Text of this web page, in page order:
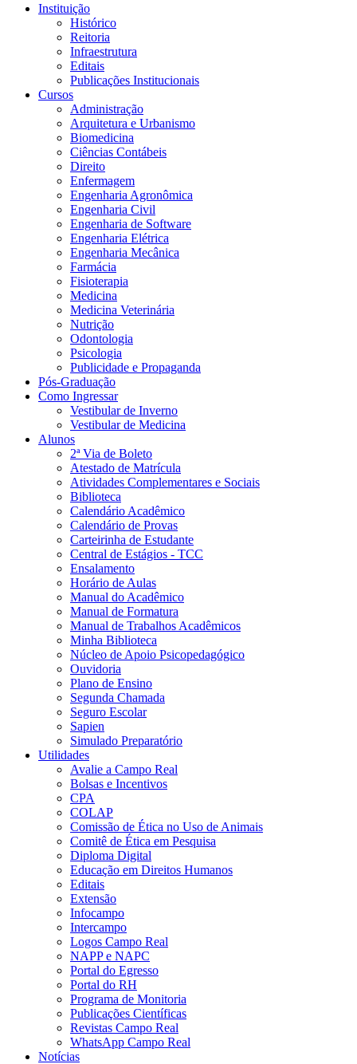
Instituição
Histórico
Reitoria
Infraestrutura
Editais
Publicações Institucionais
Cursos
Administração
Arquitetura e Urbanismo
Biomedicina
Ciências Contábeis
Direito
Enfermagem
Engenharia Agronômica
Engenharia Civil
Engenharia de Software
Engenharia Elétrica
Engenharia Mecânica
Farmácia
Fisioterapia
Medicina
Medicina Veterinária
Nutrição
Odontologia
Psicologia
Publicidade e Propaganda
Pós-Graduação
Como Ingressar
Vestibular de Inverno
Vestibular de Medicina
Alunos
2ª Via de Boleto
Atestado de Matrícula
Atividades Complementares e Sociais
Biblioteca
Calendário Acadêmico
Calendário de Provas
Carteirinha de Estudante
Central de Estágios - TCC
Ensalamento
Horário de Aulas
Manual do Acadêmico
Manual de Formatura
Manual de Trabalhos Acadêmicos
Minha Biblioteca
Núcleo de Apoio Psicopedagógico
Ouvidoria
Plano de Ensino
Segunda Chamada
Seguro Escolar
Sapien
Simulado Preparatório
Utilidades
Avalie a Campo Real
Bolsas e Incentivos
CPA
COLAP
Comissão de Ética no Uso de Animais
Comitê de Ética em Pesquisa
Diploma Digital
Educação em Direitos Humanos
Editais
Extensão
Infocampo
Intercampo
Logos Campo Real
NAPP e NAPC
Portal do Egresso
Portal do RH
Programa de Monitoria
Publicações Científicas
Revistas Campo Real
WhatsApp Campo Real
Notícias